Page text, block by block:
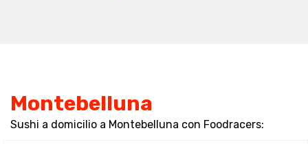
Montebelluna
Sushi a domicilio a Montebelluna con Foodracers: